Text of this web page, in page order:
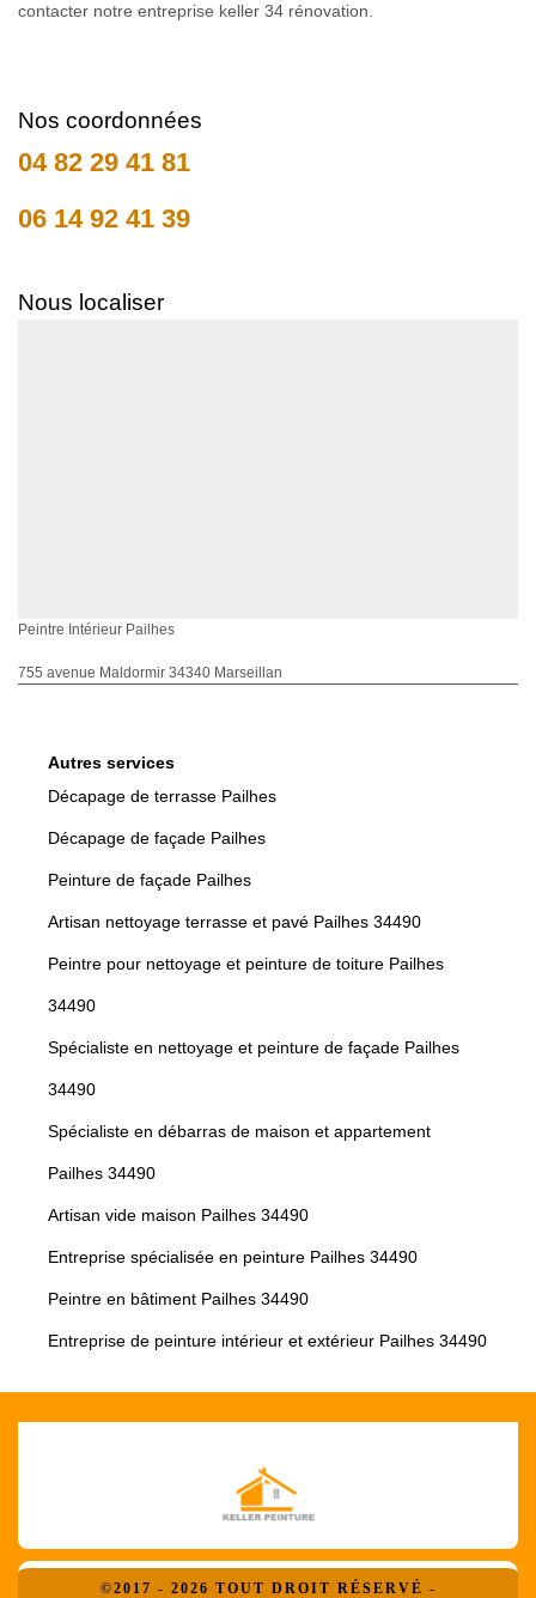
contacter notre entreprise keller 34 rénovation.
Nos coordonnées
04 82 29 41 81
06 14 92 41 39
Nous localiser
Peintre Intérieur Pailhes
755 avenue Maldormir 34340 Marseillan
Autres services
Décapage de terrasse Pailhes
Décapage de façade Pailhes
Peinture de façade Pailhes
Artisan nettoyage terrasse et pavé Pailhes 34490
Peintre pour nettoyage et peinture de toiture Pailhes
34490
Spécialiste en nettoyage et peinture de façade Pailhes
34490
Spécialiste en débarras de maison et appartement
Pailhes 34490
Artisan vide maison Pailhes 34490
Entreprise spécialisée en peinture Pailhes 34490
Peintre en bâtiment Pailhes 34490
Entreprise de peinture intérieur et extérieur Pailhes 34490
©2017 - 2026 TOUT DROIT RÉSERVÉ -